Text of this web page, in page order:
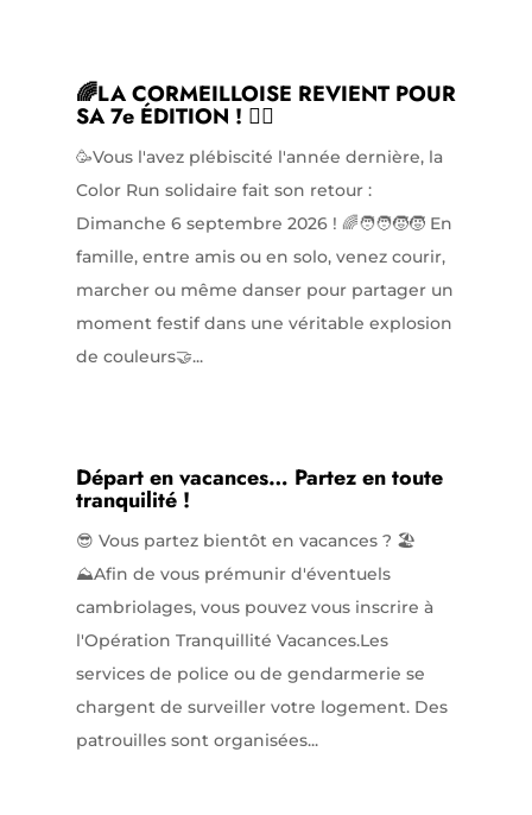
🌈LA CORMEILLOISE REVIENT POUR
SA 7e ÉDITION ! 🏃‍♀️
🥳Vous l'avez plébiscité l'année dernière, la
Color Run solidaire fait son retour :
Dimanche 6 septembre 2026 ! 🌈🧑‍🧑‍🧒‍🧒 En
famille, entre amis ou en solo, venez courir,
marcher ou même danser pour partager un
moment festif dans une véritable explosion
de couleurs🤝...
Départ en vacances… Partez en toute
tranquilité !
😎 Vous partez bientôt en vacances ? 🏖️
⛰️Afin de vous prémunir d'éventuels
cambriolages, vous pouvez vous inscrire à
l'Opération Tranquillité Vacances.Les
services de police ou de gendarmerie se
chargent de surveiller votre logement. Des
patrouilles sont organisées...